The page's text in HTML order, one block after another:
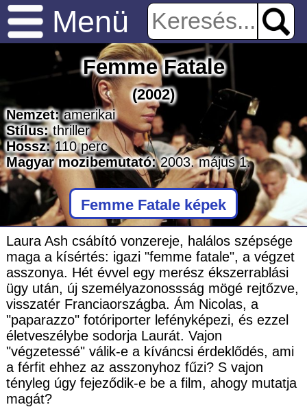
Menü
Femme Fatale
(2002)
Nemzet: amerikai
Stílus: thriller
Hossz: 110perc
Magyar mozibemutató:2003. május 1.
Femme Fatale képek
Laura Ash csábító vonzereje, halálos szépsége
maga a kísértés: igazi "femme fatale", a végzet
asszonya. Hét évvel egy merész ékszerrablási
ügy után, új személyazonossság mögé rejtőzve,
visszatér Franciaországba. Ám Nicolas, a
"paparazzo" fotóriporter lefényképezi, és ezzel
életveszélybe sodorja Laurát. Vajon
"végzetessé" válik-e a kíváncsi érdeklődés, ami
a férfit ehhez az asszonyhoz fűzi? S vajon
tényleg úgy fejeződik-e be a film, ahogy mutatja
magát?